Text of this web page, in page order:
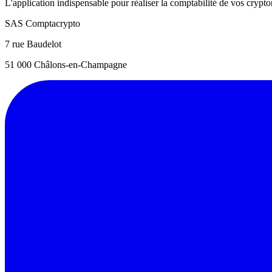
L'application indispensable pour réaliser la comptabilité de vos
SAS Comptacrypto
7 rue Baudelot
51 000 Châlons-en-Champagne